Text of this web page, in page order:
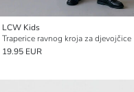
LCW Kids
Traperice ravnog kroja za djevojčice
19.95 EUR